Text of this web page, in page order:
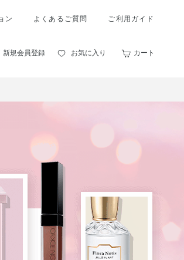
ン よくあるご質問 ご利用ガイド
新規会員登録 お気に入り カート